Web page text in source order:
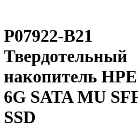
P07922-B21
Твердотельный
накопитель
6G SATA MU
SSD